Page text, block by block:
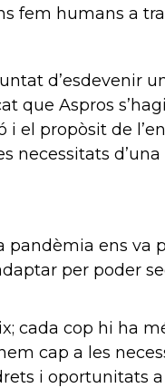
fem humans a
d’esdevenir
que Aspros
el propòsit de
necessitats
pandèmia ens va
per poder
cada cop hi ha
cap a les
i oportunitats